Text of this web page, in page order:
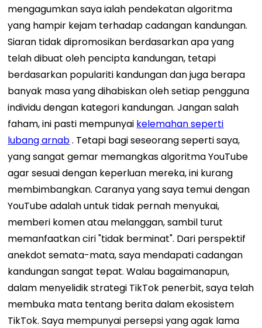
mengagumkan saya ialah pendekatan algoritma
yang hampir kejam terhadap cadangan kandungan.
Siaran tidak dipromosikan berdasarkan apa yang
telah dibuat oleh pencipta kandungan, tetapi
berdasarkan populariti kandungan dan juga berapa
banyak masa yang dihabiskan oleh setiap pengguna
individu dengan kategori kandungan. Jangan salah
faham, ini pasti mempunyai kelemahan seperti
lubang arnab. Tetapi bagi seseorang seperti saya,
yang sangat gemar memangkas algoritma YouTube
agar sesuai dengan keperluan mereka, ini kurang
membimbangkan. Caranya yang saya temui dengan
YouTube adalah untuk tidak pernah menyukai,
memberi komen atau melanggan, sambil turut
memanfaatkan ciri "tidak berminat". Dari perspektif
anekdot semata-mata, saya mendapati cadangan
kandungan sangat tepat. Walau bagaimanapun,
dalam menyelidik strategi TikTok penerbit, saya telah
membuka mata tentang berita dalam ekosistem
TikTok. Saya mempunyai persepsi yang agak lama